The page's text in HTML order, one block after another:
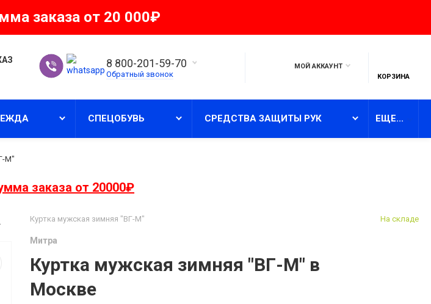
заказа от 20 000₽
8 800-201-59-70
Обратный звонок
МОЙ АККАУНТ
КОРЗИНА
СПЕЦОБУВЬ СРЕДСТВА ЗАЩИТЫ РУК ЕЩЕ...
М"
заказа от 20000₽
Куртка мужская зимняя "ВГ-М"
Митра
Куртка мужская зимняя "ВГ-М" в
Москве
На складе